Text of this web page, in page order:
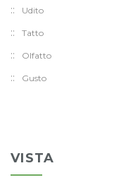
Udito
Tatto
Olfatto
Gusto
VISTA